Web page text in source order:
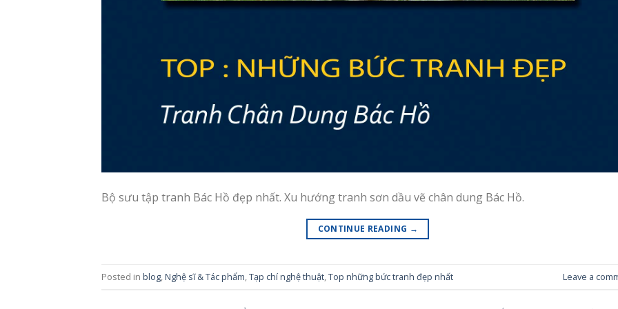
Bộ sưu tập tranh Bác Hồ đẹp nhất. Xu hướng tranh sơn dầu vẽ chân dung Bác Hồ.
CONTINUE READING →
Posted in blog,Nghệ sĩ & Tác phẩm,Tạp chí nghệ thuật,Top những bức tranh đẹp nhất Leave a